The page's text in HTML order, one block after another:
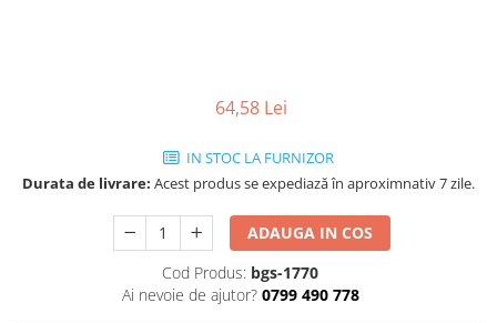
64,58 Lei
IN STOC LA FURNIZOR
Durata de livrare: Acest produs se expediază în aproximnativ 7 zile.
ADAUGA IN COS
Cod Produs: bgs-1770
Ai nevoie de ajutor? 0799 490 778